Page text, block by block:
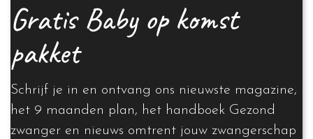
Gratis Baby op komst
pakket
Schrijf je in en ontvang ons nieuwste magazine,
het 9 maanden plan, het handboek Gezond
zwanger en nieuws omtrent jouw zwangerschap